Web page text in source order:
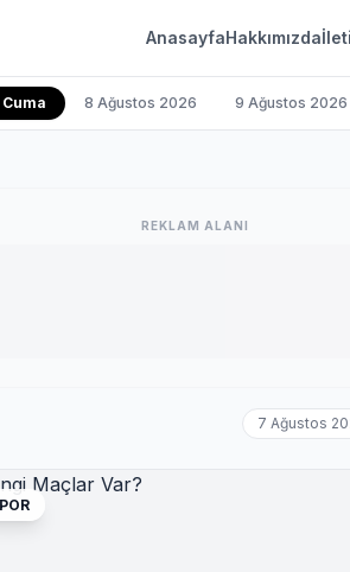
AnasayfaHakkımızda
8 Ağustos 2026 9 Ağustos 2026
REKLAM ALANI
7 Ağustos